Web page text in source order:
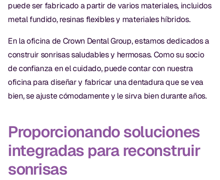
puede ser fabricado a partir de varios materiales, incluidos
metal fundido, resinas flexibles y materiales híbridos.
En la oficina de Crown Dental Group, estamos dedicados a
construir sonrisas saludables y hermosas. Como su socio
de confianza en el cuidado, puede contar con nuestra
oficina para diseñar y fabricar una dentadura que se vea
bien, se ajuste cómodamente y le sirva bien durante años.
Proporcionando soluciones
integradas para reconstruir
sonrisas